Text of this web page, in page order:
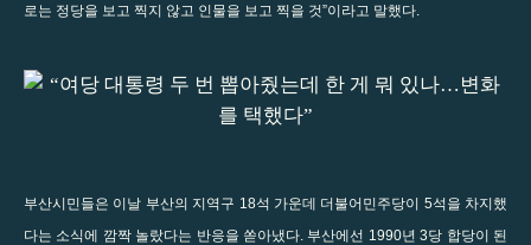
로는 정당을 보고 찍지 않고 인물을 보고 찍을 것”이라고 말했다.
부산시민들은 이날 부산의 지역구 18석 가운데 더불어민주당이 5석을 차지했
다는 소식에 깜짝 놀랐다는 반응을 쏟아냈다. 부산에선 1990년 3당 합당이 된